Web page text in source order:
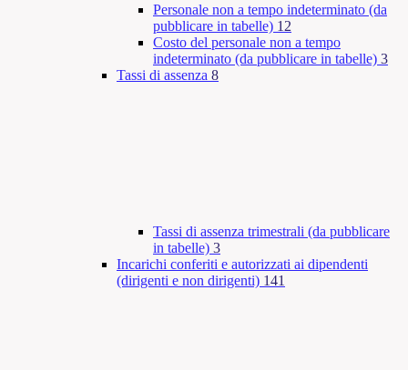
Personale non a tempo indeterminato (da
pubblicare in tabelle) 12
Costo del personale non a tempo
indeterminato (da pubblicare in tabelle) 3
Tassi di assenza 8
Tassi di assenza trimestrali (da pubblicare
in tabelle) 3
Incarichi conferiti e autorizzati ai dipendenti
(dirigenti e non dirigenti) 141